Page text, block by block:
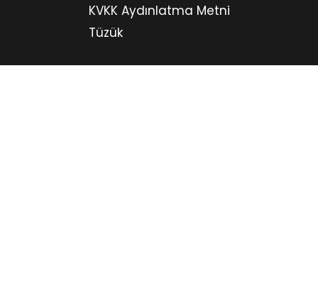
KVKK Aydınlatma Metni
Tüzük